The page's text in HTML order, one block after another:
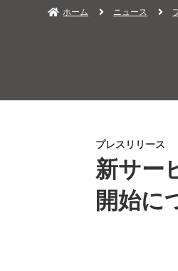
ニュース（新しいウィ
よく
ホーム ニュース
プレスリリース
新サー
開始に